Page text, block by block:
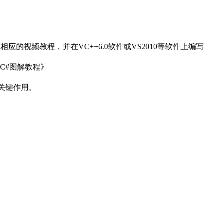
的视频教程，并在VC++6.0软件或VS2010等软件上编写
图解教程》
作用。